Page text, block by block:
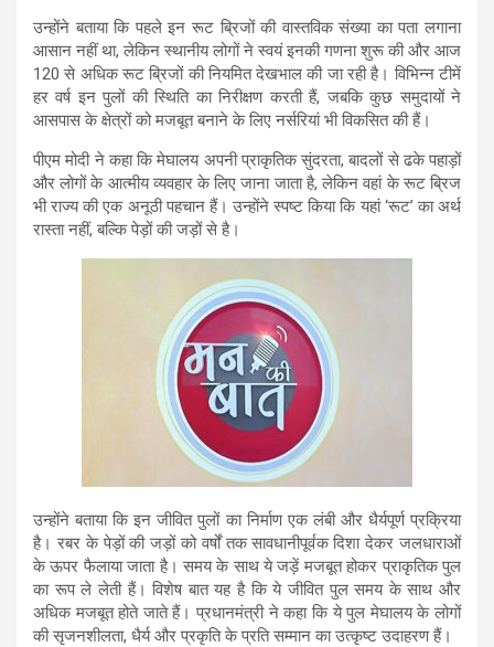
उन्होंने बताया कि पहले इन रूट ब्रिजों की वास्तविक संख्या का पता लगाना
आसान नहीं था, लेकिन स्थानीय लोगों ने स्वयं इनकी गणना शुरू की और आज
120 से अधिक रूट ब्रिजों की नियमित देखभाल की जा रही है। विभिन्न टीमें
हर वर्ष इन पुलों की स्थिति का निरीक्षण करती हैं, जबकि कुछ समुदायों ने
आसपास के क्षेत्रों को मजबूत बनाने के लिए नर्सरियां भी विकसित की हैं।
पीएम मोदी ने कहा कि मेघालय अपनी प्राकृतिक सुंदरता, बादलों से ढके पहाड़ों
और लोगों के आत्मीय व्यवहार के लिए जाना जाता है, लेकिन वहां के रूट ब्रिज
भी राज्य की एक अनूठी पहचान हैं। उन्होंने स्पष्ट किया कि यहां ‘रूट’ का अर्थ
रास्ता नहीं, बल्कि पेड़ों की जड़ों से है।
उन्होंने बताया कि इन जीवित पुलों का निर्माण एक लंबी और धैर्यपूर्ण प्रक्रिया
है। रबर के पेड़ों की जड़ों को वर्षों तक सावधानीपूर्वक दिशा देकर जलधाराओं
के ऊपर फैलाया जाता है। समय के साथ ये जड़ें मजबूत होकर प्राकृतिक पुल
का रूप ले लेती हैं। विशेष बात यह है कि ये जीवित पुल समय के साथ और
अधिक मजबूत होते जाते हैं। प्रधानमंत्री ने कहा कि ये पुल मेघालय के लोगों
की सृजनशीलता, धैर्य और प्रकृति के प्रति सम्मान का उत्कृष्ट उदाहरण हैं।